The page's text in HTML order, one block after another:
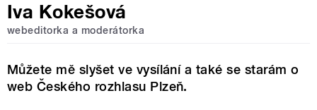
Iva Kokešová
webeditorka a moderátorka
Můžete mě slyšet ve vysílání a také se starám o
web Českého rozhlasu Plzeň.